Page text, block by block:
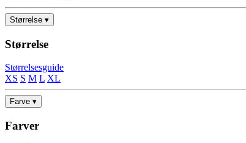
Størrelse ▾
Størrelse
Størrelsesguide
XS S M L XL
Farve ▾
Farver